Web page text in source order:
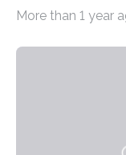
More than 1 year